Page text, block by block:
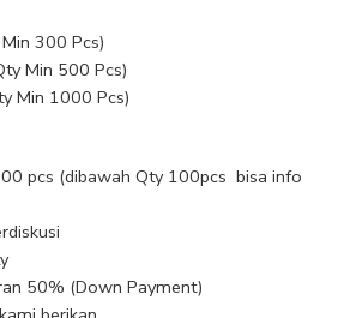
300 Pcs)
Min 500 Pcs)
Min 1000 Pcs)
pcs (dibawah Qty 100pcs bisa info
50% (Down Payment)